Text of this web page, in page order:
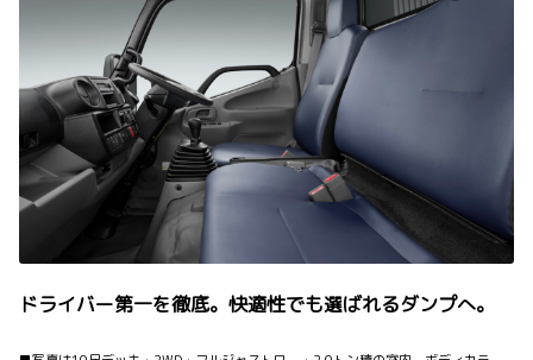
ドライバー第一を徹底。快適性でも選ばれるダンプへ。